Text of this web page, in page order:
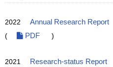
2022 Annual Research Report
(
PDF )
2021 Research-status Report